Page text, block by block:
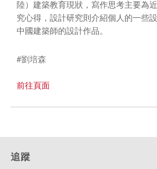
陸）建築教育現狀，寫作思考主要為
究心得，設計研究則介紹個人的一些
中國建築師的設計作品。
#劉培森
前往頁面
追蹤